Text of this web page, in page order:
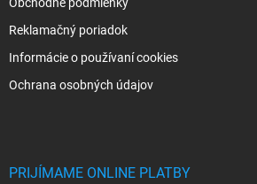
Obchodné podmienky
Reklamačný poriadok
Informácie o používaní cookies
Ochrana osobných údajov
PRIJÍMAME ONLINE PLATBY